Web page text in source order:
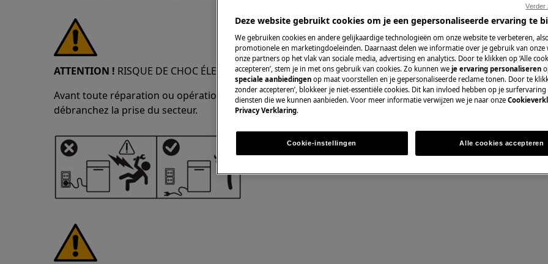
ATTENTION ! RISQUE DE CHOC ÉLECTRIQUE
Avant toute réparation ou opération de maintenance, désactivez l'appareil et
débranchez la prise du secteur.
Pièces
Trouvez dans
détachées
Acheter des
Deze website gebruikt cookies om je een gepersonaliseerde ervaring te
We gebruiken cookies en andere gelijkaardige technologieën om onze website te verbeteren,
promotionele en marketingdoeleinden. Daarnaast delen we informatie over je gebruik van onze
onze partners op het vlak van sociale media, advertising en analytics. Door te klikken op ‘Alle
accepteren’, stem je in met ons gebruik van cookies. Zo kunnen we je ervaring personaliseren
speciale aanbiedingen op maat voorstellen en je gepersonaliseerde reclame tonen. Door te
zonder accepteren’, blokkeer je niet-essentiële cookies. Dit kan invloed hebben op je
diensten die we kunnen aanbieden. Voor meer informatie verwijzen we je naar onze
Privacy Verklaring.
Cookie-instellingen Alle cookies accepteren
Verder